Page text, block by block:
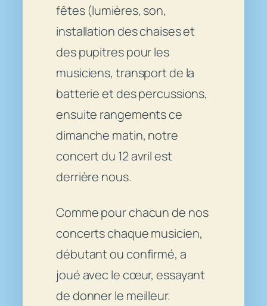
fêtes (lumières, son,
installation des chaises et
des pupitres pour les
musiciens, transport de la
batterie et des percussions,
ensuite rangements ce
dimanche matin, notre
concert du 12 avril est
derrière nous.
Comme pour chacun de nos
concerts chaque musicien,
débutant ou confirmé, a
joué avec le cœur, essayant
de donner le meilleur.